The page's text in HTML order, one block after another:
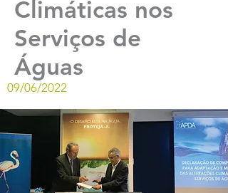
Climáticas nos
Serviços de
Águas
09/06/2022